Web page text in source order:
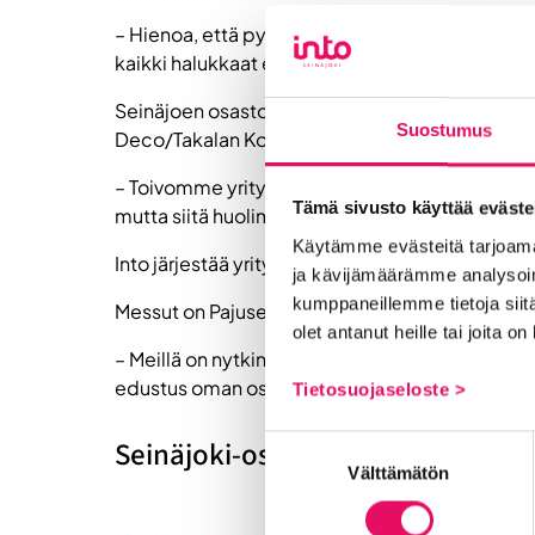
Suostumus
Tämä sivusto käyttää
Käytämme evästeitä
ja kävijämäärämme
kumppaneillemme tietoja
olet antanut heille tai joita
Tietosuojaseloste >
Suostumuksen
Välttämätön
– Hienoa, että pystyimme kasvattamaan
kaikki halukkaat eivät mahtuneet.
Seinäjoen osastolla ovat mukana Caplan Oy,
Deco/Takalan Konepaja Oy, Robia Oy,
– Toivomme yrityksille vilkasta messuviikkoa.
mutta siitä huolimatta yritykset olivat varsin
Into järjestää yritysten kanssa yhteisen
Messut on Pajusen mukaan hyvää pr:ää sekä
– Meillä on nytkin taas valehtelematta yksi
edustus oman osaston lisäksi haistelemassa
Seinäjoki-osasto A 918